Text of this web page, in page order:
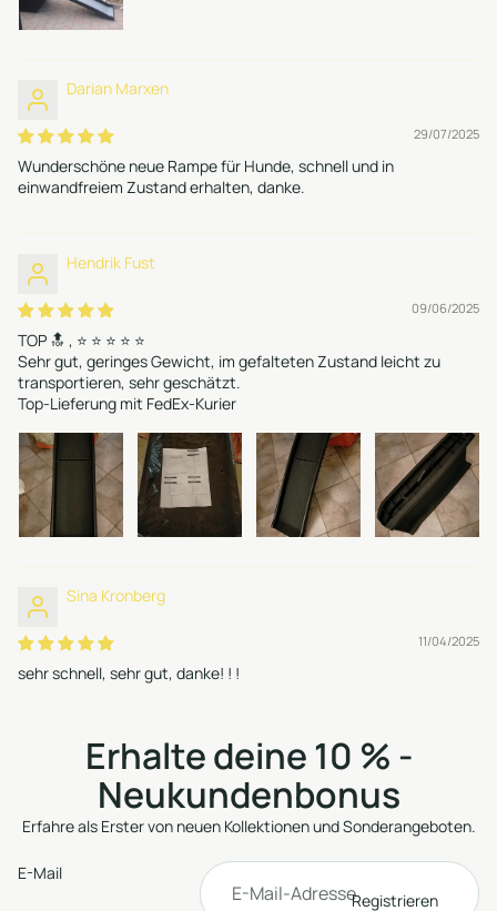
Darian Marxen
29/07/2025
Wunderschöne neue Rampe für Hunde, schnell und in
einwandfreiem Zustand erhalten, danke.
Hendrik Fust
09/06/2025
TOP 🔝 , ⭐ ⭐ ⭐ ⭐ ⭐
Sehr gut, geringes Gewicht, im gefalteten Zustand leicht zu
transportieren, sehr geschätzt.
Top-Lieferung mit FedEx-Kurier
Sina Kronberg
11/04/2025
sehr schnell, sehr gut, danke! ! !
Erhalte deine 10 % -
Neukundenbonus
Erfahre als Erster von neuen Kollektionen und Sonderangeboten.
E-Mail
Registrieren
Versand